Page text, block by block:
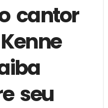
cantor
seu